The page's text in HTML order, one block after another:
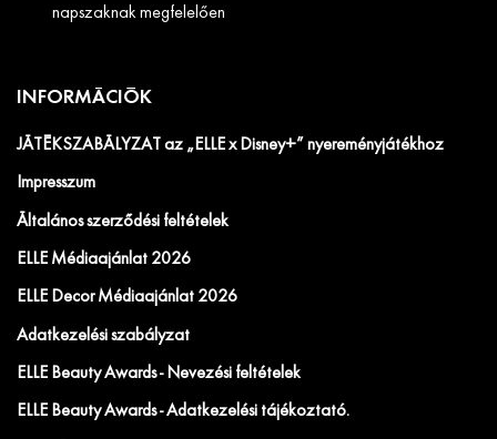
napszaknak megfelelően
INFORMÁCIÓK
JÁTÉKSZABÁLYZAT az „ELLE x Disney+” nyereményjátékhoz
Impresszum
Általános szerződési feltételek
ELLE Médiaajánlat 2026
ELLE Decor Médiaajánlat 2026
Adatkezelési szabályzat
ELLE Beauty Awards - Nevezési feltételek
ELLE Beauty Awards - Adatkezelési tájékoztató.